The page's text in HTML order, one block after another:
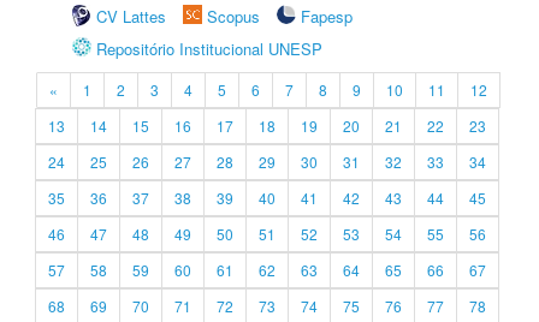
CV Lattes
Scopus
Fapesp
Repositório Institucional UNESP
« 1 2 3 4 5 6 7 8 9 10 11
12
13
14 15 16 17 18 19 20 21 22
23
24
25 26 27 28 29 30 31 32 33
34
35
36 37 38 39 40 41 42 43 44
45
46
47 48 49 50 51 52 53 54 55
56
57
58 59 60 61 62 63 64 65 66
67
68
69 70 71 72 73 74 75 76 77
78